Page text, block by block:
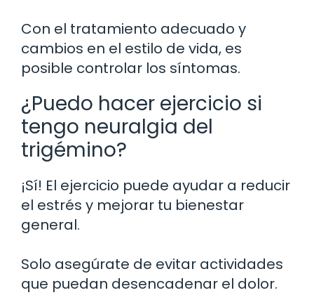
Con el tratamiento adecuado y
cambios en el estilo de vida, es
posible controlar los síntomas.
¿Puedo hacer ejercicio si
tengo neuralgia del
trigémino?
¡Sí! El ejercicio puede ayudar a reducir
el estrés y mejorar tu bienestar
general.
Solo asegúrate de evitar actividades
que puedan desencadenar el dolor.